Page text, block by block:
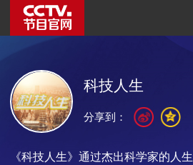
科技人生
《科技人生》通过杰出科学家的人
分享到：